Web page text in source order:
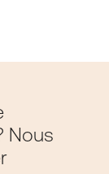
Nous